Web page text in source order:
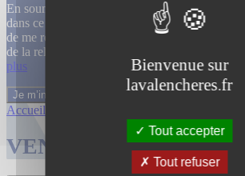
En soumettant ce formulaire, j’accepte que les
dans ce formulaire soient utilisées, exploitées,
de me recontacter, pour m’envoyer des
de la relation commerciale qui découle de cette
plus
Accueil
VENTES TERMINÉES
Bienvenue sur
lavalencheres.fr
Tout accepter
Tout refuser